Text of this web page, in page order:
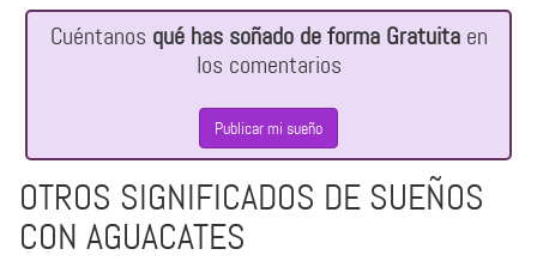
Cuéntanos qué has soñado de forma Gratuitaen
los comentarios
Publicar mi sueño
OTROS SIGNIFICADOS DE SUEÑOS
CON AGUACATES